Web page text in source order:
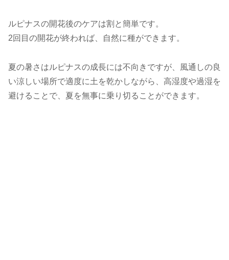
ルピナスの開花後のケアは割と簡単です。
2回目の開花が終われば、自然に種ができます。
夏の暑さはルピナスの成長には不向きですが、風通しの良
い涼しい場所で適度に土を乾かしながら、高湿度や過湿を
避けることで、夏を無事に乗り切ることができます。